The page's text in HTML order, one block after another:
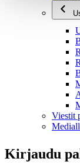
Viestit
Kirjaudu